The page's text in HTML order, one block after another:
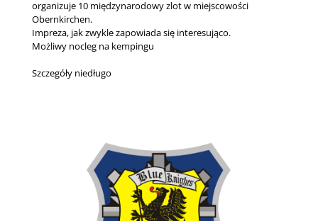
organizuje 10 międzynarodowy zlot w miejscowości
Obernkirchen.
Impreza, jak zwykle zapowiada się interesująco.
Możliwy nocleg na kempingu
Szczegóły niedługo